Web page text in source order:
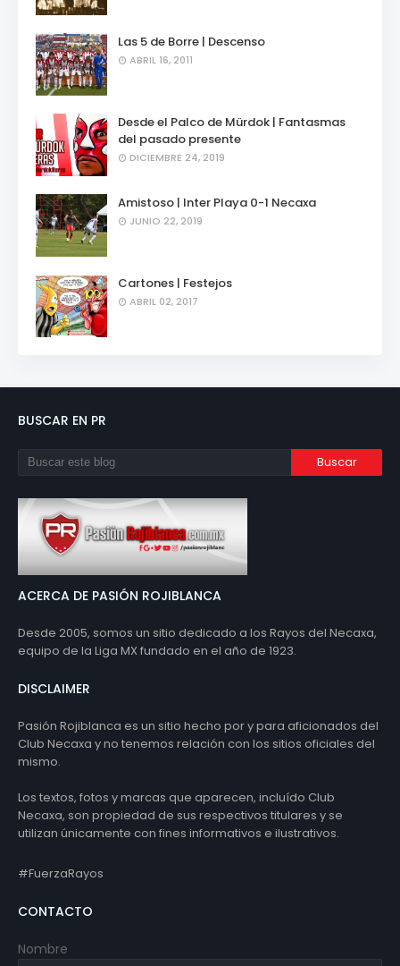
Las 5 de Borre | Descenso
ABRIL 16, 2011
Desde el Palco de Mürdok | Fantasmas
del pasado presente
DICIEMBRE 24, 2019
Amistoso | Inter Playa 0-1 Necaxa
JUNIO 22, 2019
Cartones | Festejos
ABRIL 02, 2017
BUSCAR EN PR
ACERCA DE PASIÓN ROJIBLANCA
Desde 2005, somos un sitio dedicado a los Rayos del Necaxa,
equipo de la Liga MX fundado en el año de 1923.
DISCLAIMER
Pasión Rojiblanca es un sitio hecho por y para aficionados del
Club Necaxa y no tenemos relación con los sitios oficiales del
mismo.
Los textos, fotos y marcas que aparecen, incluído Club
Necaxa, son propiedad de sus respectivos titulares y se
utilizan únicamente con fines informativos e ilustrativos.
#FuerzaRayos
CONTACTO
Nombre